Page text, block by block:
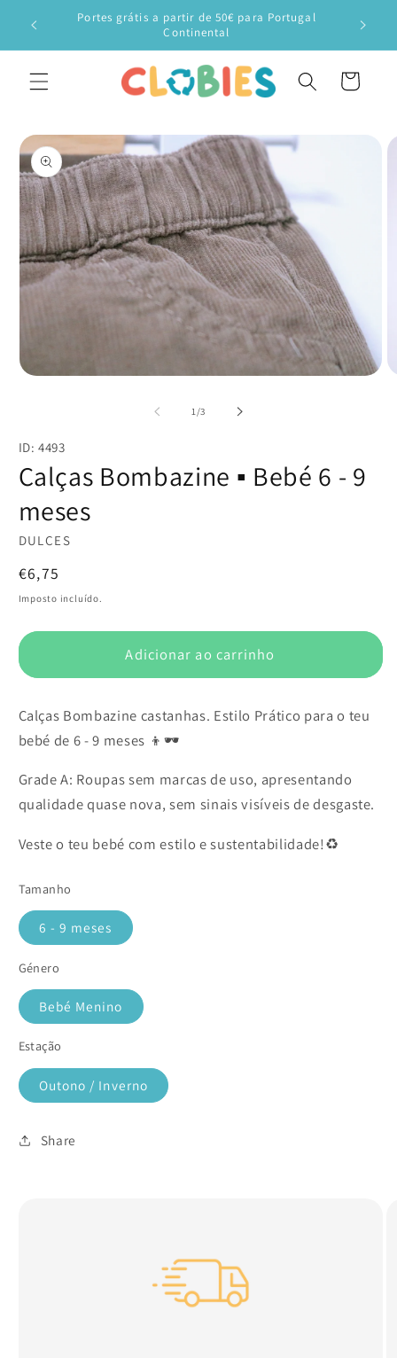
para o
Portes grátis a partir de 50€ para Portugal
Continental
Veste
Carrinho
a
informação
do produto
modal
1/de
3
ID: 4493
Calças Bombazine ▪️ Bebé 6 - 9
meses
DULCES
Preço
normal
€6,75
Imposto incluído.
Adicionar ao carrinho
Calças Bombazine castanhas. Estilo Prático para o teu
bebé de 6 - 9 meses 👦🕶️
Grade A: Roupas sem marcas de uso, apresentando
qualidade quase nova, sem sinais visíveis de desgaste.
Veste o teu bebé com estilo e sustentabilidade!♻️
Tamanho
6 - 9 meses
Género
Bebé Menino
Estação
Outono / Inverno
Share